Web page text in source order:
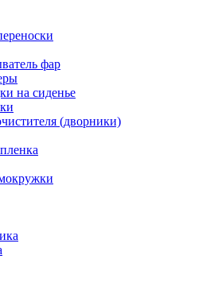
фар
на сиденье
(дворники)